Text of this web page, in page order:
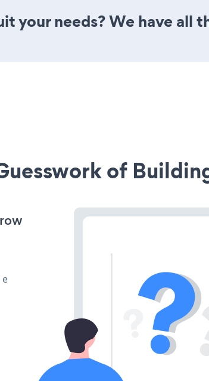
your needs? We have all
of